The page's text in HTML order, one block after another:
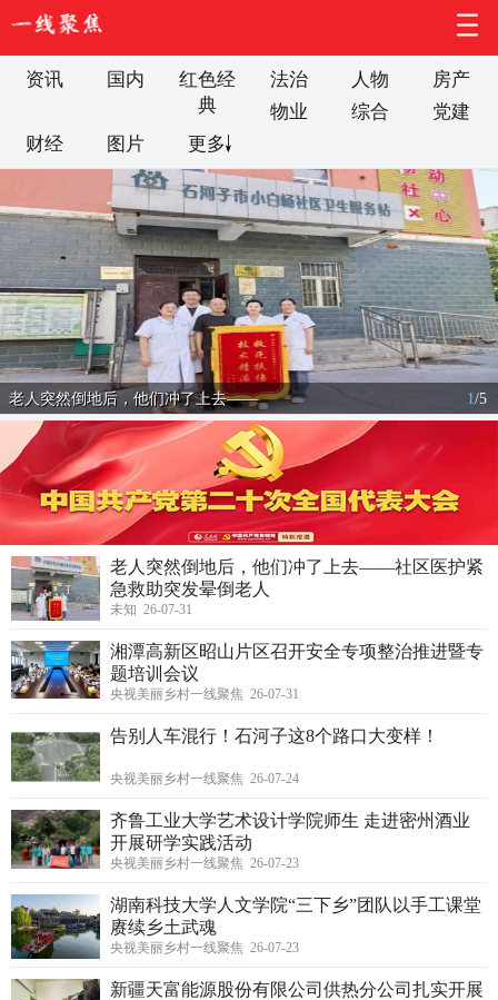
资讯 国内
红色经
典
法治 人物
房产
物业
综合
党建
财经
图片 更多
老人突然倒地后，他们冲了上去—— 1/5
老人突然倒地后，他们冲了上去——社区医护紧
急救助突发晕倒老人
未知 26-07-31
湘潭高新区昭山片区召开安全专项整治推进暨专
题培训会议
央视美丽乡村一线聚焦 26-07-31
告别人车混行！石河子这8个路口大变样！
央视美丽乡村一线聚焦 26-07-24
齐鲁工业大学艺术设计学院师生 走进密州酒业
开展研学实践活动
央视美丽乡村一线聚焦 26-07-23
湖南科技大学人文学院“三下乡”团队以手工课堂
赓续乡土武魂
央视美丽乡村一线聚焦 26-07-23
新疆天富能源股份有限公司供热分公司扎实开展